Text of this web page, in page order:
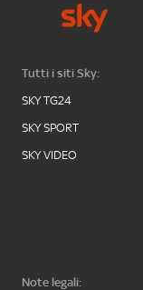
Tutti i siti Sky:
SKY TG24
SKY SPORT
SKY VIDEO
Note legali: